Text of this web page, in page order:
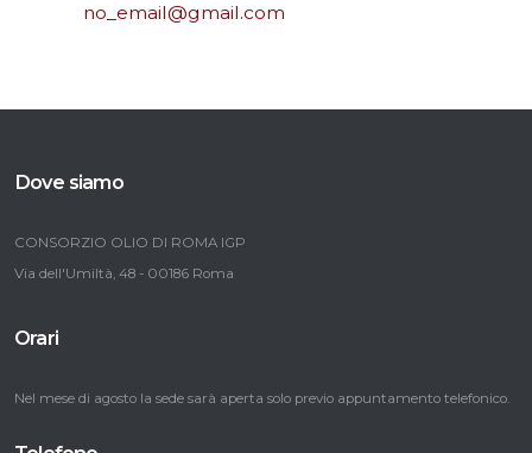
no_email@gmail.com
Dove siamo
CONSORZIO OLIO DI ROMA IGP
Via dell'Umiltà, 48 - 00186 Roma
Orari
Nel mese di agosto la sede sarà aperta solo previo appuntamento telefonico.